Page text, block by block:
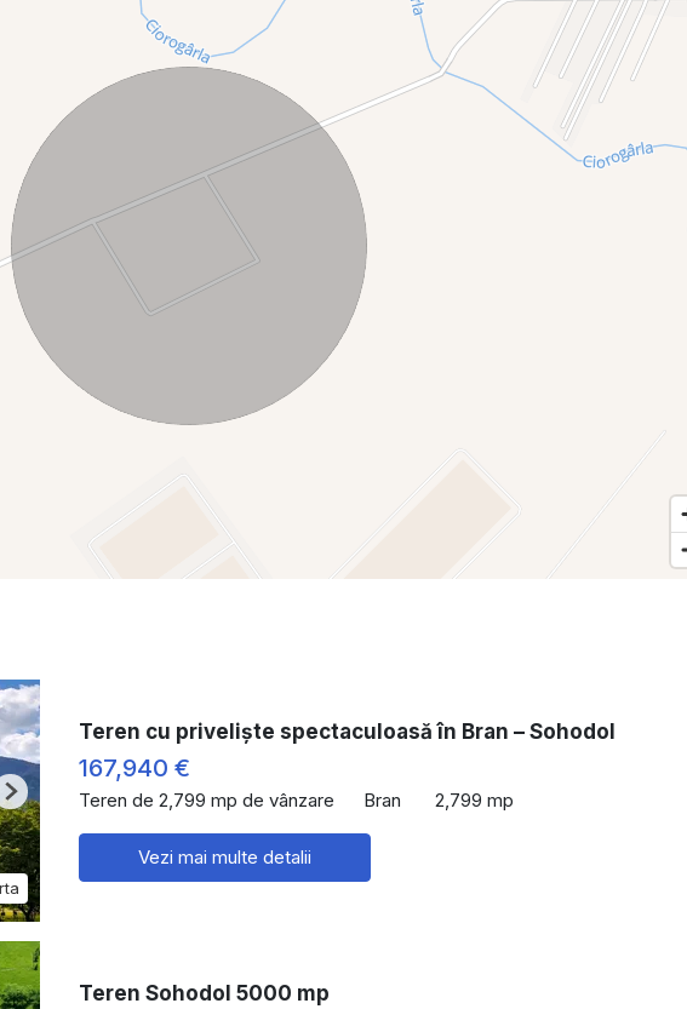
într-o zonă puternic industrializată, aproape de centre logistice mari.
logistice sau spații de producție.
imobiliari interesați de construcția de hale, depozite sau parcuri
în zone cu potențial de creștere economică. Companii de logistică și
extindere. Producători și antreprenori din domenii diverse (producție,
vizionare
Next
Teren cu priveliște spectaculoasă în Bran – Sohodol
167,940 €
Teren de 2,799 mp de vânzare Bran 2,799 mp
Vezi mai multe detalii
Teren Sohodol 5000 mp